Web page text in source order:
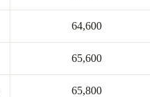
64,600
65,600
65,800